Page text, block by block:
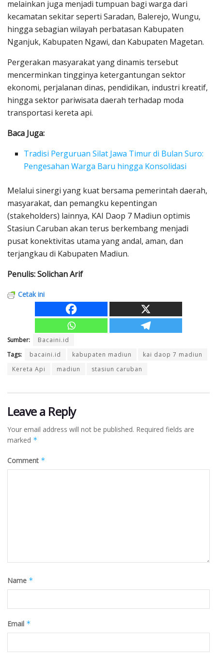
melainkan juga menjadi tumpuan bagi warga dari
kecamatan sekitar seperti Saradan, Balerejo, Wungu,
hingga sebagian wilayah perbatasan Kabupaten
Nganjuk, Kabupaten Ngawi, dan Kabupaten Magetan.
Pergerakan masyarakat yang dinamis tersebut
mencerminkan tingginya ketergantungan sektor
ekonomi, perjalanan dinas, pendidikan, industri kreatif,
hingga sektor pariwisata daerah terhadap moda
transportasi kereta api.
Baca Juga:
Tradisi Perguruan Silat Jawa Timur di Bulan Suro:
Pengesahan Warga Baru hingga Konsolidasi
Melalui sinergi yang kuat bersama pemerintah daerah,
masyarakat, dan pemangku kepentingan
(stakeholders) lainnya, KAI Daop 7 Madiun optimis
Stasiun Caruban akan terus berkembang menjadi
pusat konektivitas utama yang andal, aman, dan
terjangkau di Kabupaten Madiun.
Penulis: Solichan Arif
Cetak ini
Sumber:
Bacaini.id
Tags:
bacaini.id kabupaten madiun
kai daop 7 madiun
Kereta Api
madiun stasiun caruban
Leave a Reply
Your email address will not be published. Required fields are
marked *
Comment *
Name *
Email *